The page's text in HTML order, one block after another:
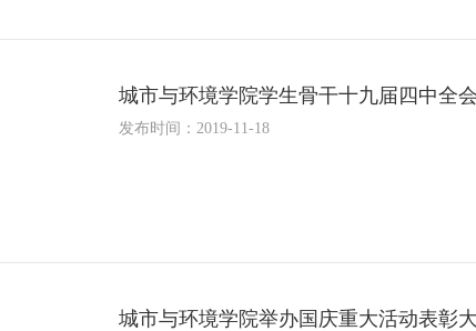
城市与环境学院学生骨干十九届四中全
发布时间：2019-11-18
城市与环境学院举办国庆重大活动表彰